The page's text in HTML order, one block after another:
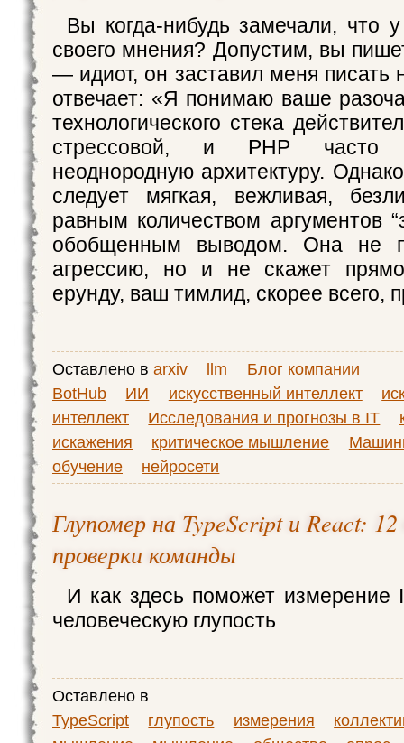
Вы когда-нибудь замечали, что
своего мнения? Допустим, вы
— идиот, он заставил меня писать
отвечает: «Я понимаю ваше
технологического стека
стрессовой, и PHP часто
неоднородную архитектуру.
следует мягкая, вежливая,
равным количеством аргументов
обобщенным выводом. Она не
агрессию, но и не скажет
ерунду, ваш тимлид, скорее всего,
Оставлено в arxiv llm
Блог компании
BotHub
ИИ искусственный интеллект
интеллект
Исследования и прогнозы в IT
искажения
критическое мышление
обучение
нейросети
Глупомер на TypeScript и React: 12
проверки команды
И как здесь поможет измерение
человеческую глупость
Оставлено в
TypeScript
глупость измерения